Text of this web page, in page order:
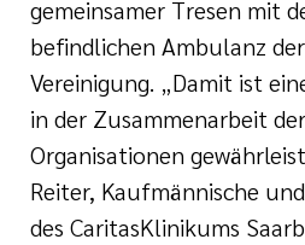
gemeinsamer Tresen mit
befindlichen Ambulanz
Vereinigung. „Damit ist
in der Zusammenarbeit
Organisationen
Reiter, Kaufmännische
des CaritasKlinikums